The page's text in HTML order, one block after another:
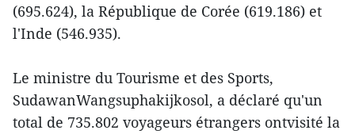
(695.624), la République de Corée (619.186) et
l'Inde (546.935).
Le ministre du Tourisme et des Sports,
SudawanWangsuphakijkosol, a déclaré qu'un
total de 735.802 voyageurs étrangers ontvisité la